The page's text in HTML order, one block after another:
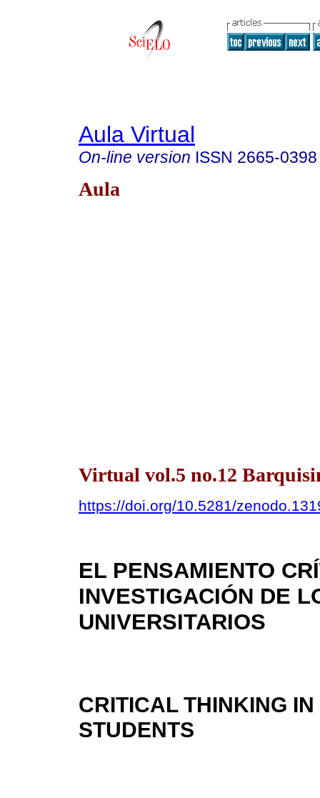
Aula Virtual
On-line version ISSN 2665-0398
Aula
Virtual vol.5 no.12
https://doi.org/10.5281/
EL PENSAMIENTO
INVESTIGACIÓN DE
UNIVERSITARIOS
CRITICAL THINKING
STUDENTS